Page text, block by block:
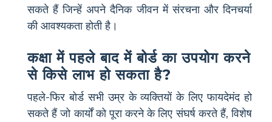
सकते हैं जिन्हें अपने दैनिक जीवन में संरचना और दिनचर्या
की आवश्यकता होती है।
कक्षा में पहले बाद में बोर्ड का उपयोग करने
से किसे लाभ हो सकता है?
पहले-फिर बोर्ड सभी उम्र के व्यक्तियों के लिए फायदेमंद हो
सकते हैं जो कार्यों को पूरा करने के लिए संघर्ष करते हैं, विशेष